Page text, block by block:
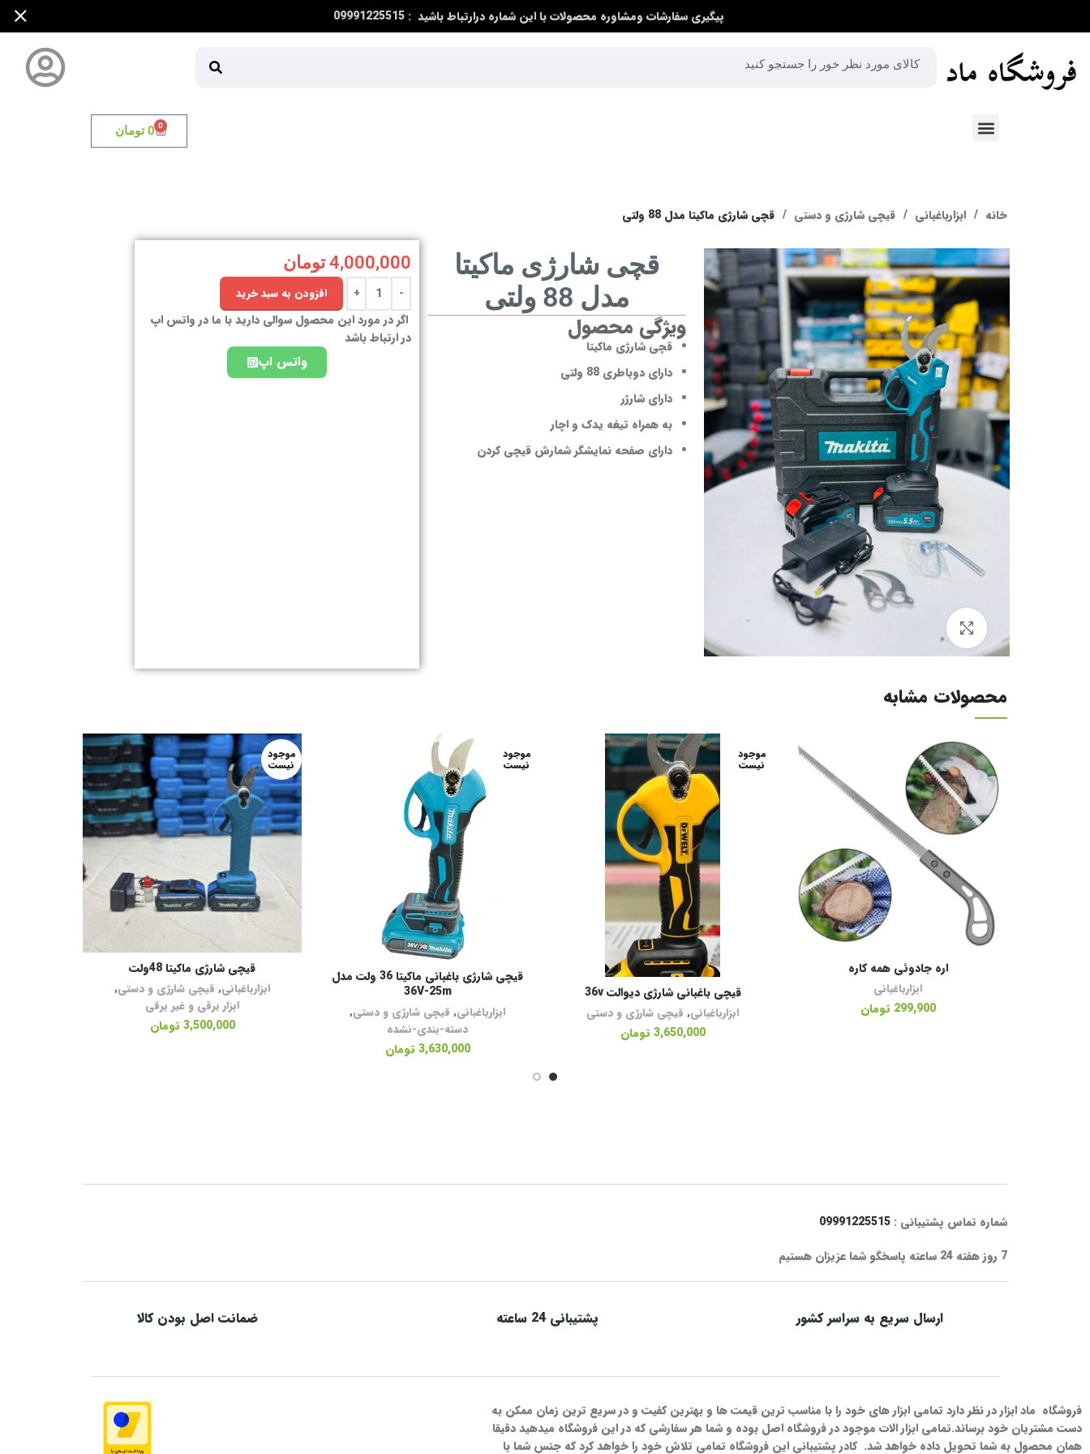
0 تومان 0
خانه ابزارباغبانی قیچی شارژی و دستی قچی شارژی ماکیتا مدل 88 ولتی
برای بزرگنمایی کلیک کنید
قچی شارژی ماکیتا
مدل 88 ولتی
ویژگی محصول
قچی شارژی ماکیتا
دارای دوباطری 88 ولتی
دارای شارژر
به همراه تیغه یدک و اچار
دارای صفحه نمایشگر شمارش قیچی کردن
4,000,000 تومان
افزودن به سبد خرید
اگر در مورد این محصول سوالی دارید با ما در واتس اپ
در ارتباط باشد
واتس اپ
محصولات مشابه
افزودن به سبد خرید
اره جادوئی همه کاره
ابزارباغبانی
299,900 تومان
موجود
نیست
اطلاعات بیشتر
قیچی باغبانی شارژی دیوالت 36v
ابزارباغبانی, قیچی شارژی و دستی
3,650,000 تومان
موجود
نیست
اطلاعات بیشتر
قیچی شارژی باغبانی ماکیتا 36 ولت مدل
36V-25m
ابزارباغبانی, قیچی شارژی و دستی,
دسته-بندی-نشده
3,630,000 تومان
موجود
نیست
اطلاعات بیشتر
قیچی شارژی ماکیتا 48ولت
ابزارباغبانی, قیچی شارژی و دستی,
ابزار برقی و غیر برقی
3,500,000 تومان
شماره تماس پشتیبانی : 09991225515
7 روز هفته 24 ساعته پاسخگو شما عزیزان هستیم
ارسال سریع به سراسر کشور پشتیبانی 24 ساعته ضمانت اصل بودن کالا
فروشگاه ماد ابزار در نظر دارد تمامی ابزار های خود را با مناسب ترین قیمت ها و بهترین کفیت و در سریع ترین زمان ممکن به
دست مشتریان خود برساند.تمامی ابزار الات موجود در فروشگاه اصل بوده و شما هر سفارشی که در این فروشگاه میدهید دقیقا
همان محصول به شما تحویل داده خواهد شد. کادر پشتیبانی این فروشگاه تمامی تلاش خود را خواهد کرد که جنس شما با
پیگیری سفارشات ومشاوره محصولات با این شماره درارتباط باشید : 09991225515